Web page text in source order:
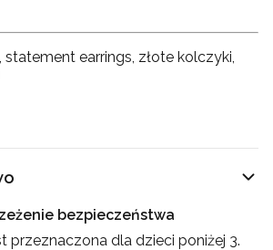
earrings, złote kolczyki,
bezpieczeństwa
przeznaczona dla dzieci poniżej 3.